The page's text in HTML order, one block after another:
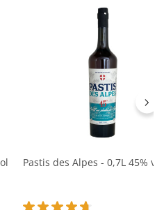
Pastis des Alpes - 0,7L 45% vol